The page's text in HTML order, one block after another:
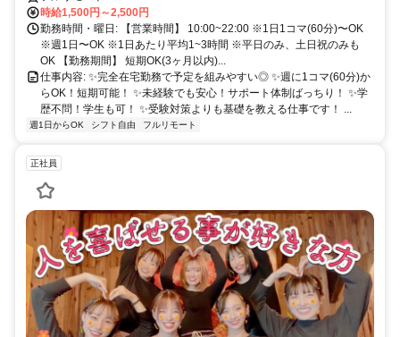
時給1,500円～2,500円
勤務時間・曜日: 【営業時間】 10:00~22:00 ※1日1コマ(60分)〜OK
※週1日〜OK ※1日あたり平均1~3時間 ※平日のみ、土日祝のみも
OK 【勤務期間】 短期OK(3ヶ月以内)...
仕事内容: ✨完全在宅勤務で予定を組みやすい◎ ✨週に1コマ(60分)か
らOK！短期可能！ ✨未経験でも安心！サポート体制ばっちり！ ✨学
歴不問！学生も可！ ✨受験対策よりも基礎を教える仕事です！ ...
週1日からOK シフト自由 フルリモート
正社員